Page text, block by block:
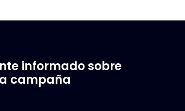
informado sobre
campaña